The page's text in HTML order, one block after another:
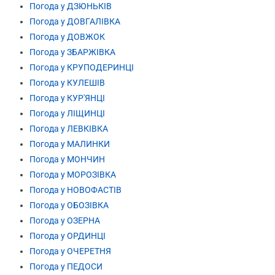
Погода у ДЗЮНЬКІВ
Погода у ДОВГАЛІВКА
Погода у ДОВЖОК
Погода у ЗБАРЖІВКА
Погода у КРУПОДЕРИНЦІ
Погода у КУЛЕШІВ
Погода у КУР'ЯНЦІ
Погода у ЛІЩИНЦІ
Погода у ЛЕВКІВКА
Погода у МАЛИНКИ
Погода у МОНЧИН
Погода у МОРОЗІВКА
Погода у НОВОФАСТІВ
Погода у ОБОЗІВКА
Погода у ОЗЕРНА
Погода у ОРДИНЦІ
Погода у ОЧЕРЕТНЯ
Погода у ПЕДОСИ